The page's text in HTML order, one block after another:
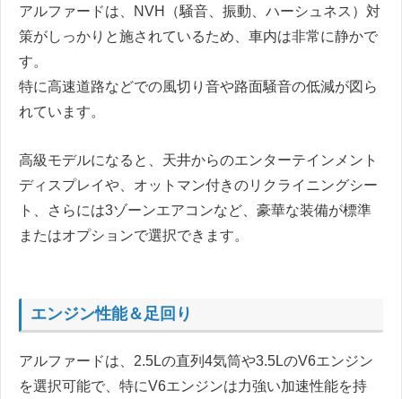
アルファードは、NVH（騒音、振動、ハーシュネス）対
策がしっかりと施されているため、車内は非常に静かで
す。
特に高速道路などでの風切り音や路面騒音の低減が図ら
れています。
高級モデルになると、天井からのエンターテインメント
ディスプレイや、オットマン付きのリクライニングシー
ト、さらには3ゾーンエアコンなど、豪華な装備が標準
またはオプションで選択できます。
エンジン性能＆足回り
アルファードは、2.5Lの直列4気筒や3.5LのV6エンジン
を選択可能で、特にV6エンジンは力強い加速性能を持